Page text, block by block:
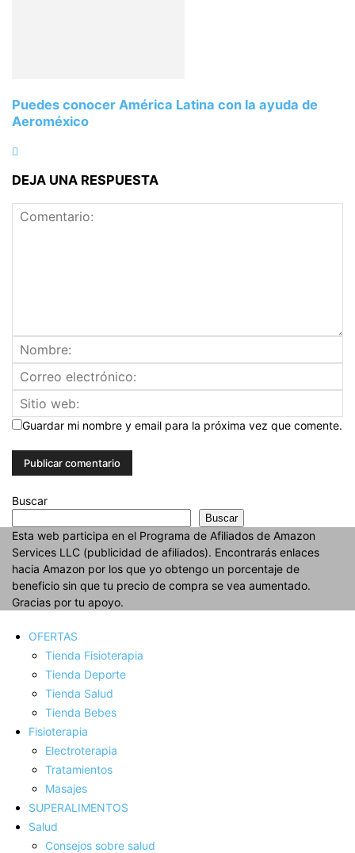
Puedes conocer América Latina con la ayuda de
Aeroméxico
DEJA UNA RESPUESTA
Guardar mi nombre y email para la próxima vez que comente.
Buscar
Buscar
Esta web participa en el Programa de Afiliados de Amazon
Services LLC (publicidad de afiliados). Encontrarás enlaces
hacia Amazon por los que yo obtengo un porcentaje de
beneficio sin que tu precio de compra se vea aumentado.
Gracias por tu apoyo.
OFERTAS
Tienda Fisioterapia
Tienda Deporte
Tienda Salud
Tienda Bebes
Fisioterapia
Electroterapia
Tratamientos
Masajes
SUPERALIMENTOS
Salud
Consejos sobre salud